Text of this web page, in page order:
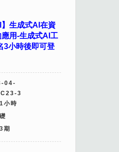
】生成式AI在資
用-生成式AI工
3小時後即可登
04-
3
小時
3期